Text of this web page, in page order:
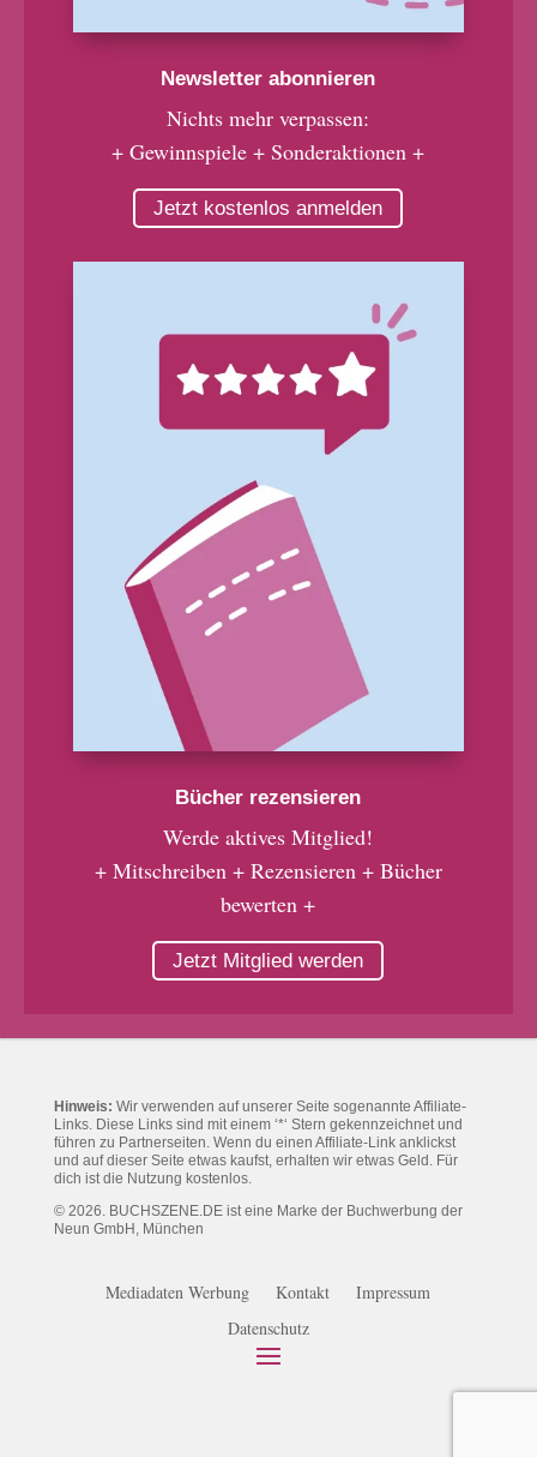
Newsletter abonnieren
Nichts mehr verpassen:
+ Gewinnspiele + Sonderaktionen +
Jetzt kostenlos anmelden
Bücher rezensieren
Werde aktives Mitglied!
+ Mitschreiben + Rezensieren + Bücher
bewerten +
Jetzt Mitglied werden
Hinweis: Wir verwenden auf unserer Seite sogenannte Affiliate-
Links. Diese Links sind mit einem ‘*‘ Stern gekennzeichnet und
führen zu Partnerseiten. Wenn du einen Affiliate-Link anklickst
und auf dieser Seite etwas kaufst, erhalten wir etwas Geld. Für
dich ist die Nutzung kostenlos.
© 2026. BUCHSZENE.DE ist eine Marke der Buchwerbung der
Neun GmbH, München
Mediadaten Werbung Kontakt
Impressum
Datenschutz